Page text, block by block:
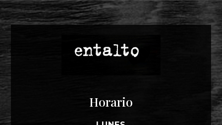
Horario